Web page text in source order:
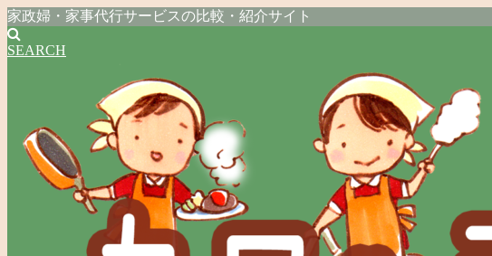
家政婦・家事代行サービスの比較・紹介サイト
SEARCH